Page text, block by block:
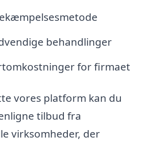
behandlinger
for firmaet
vores platform kan du
tilbud fra
virksomheder, der